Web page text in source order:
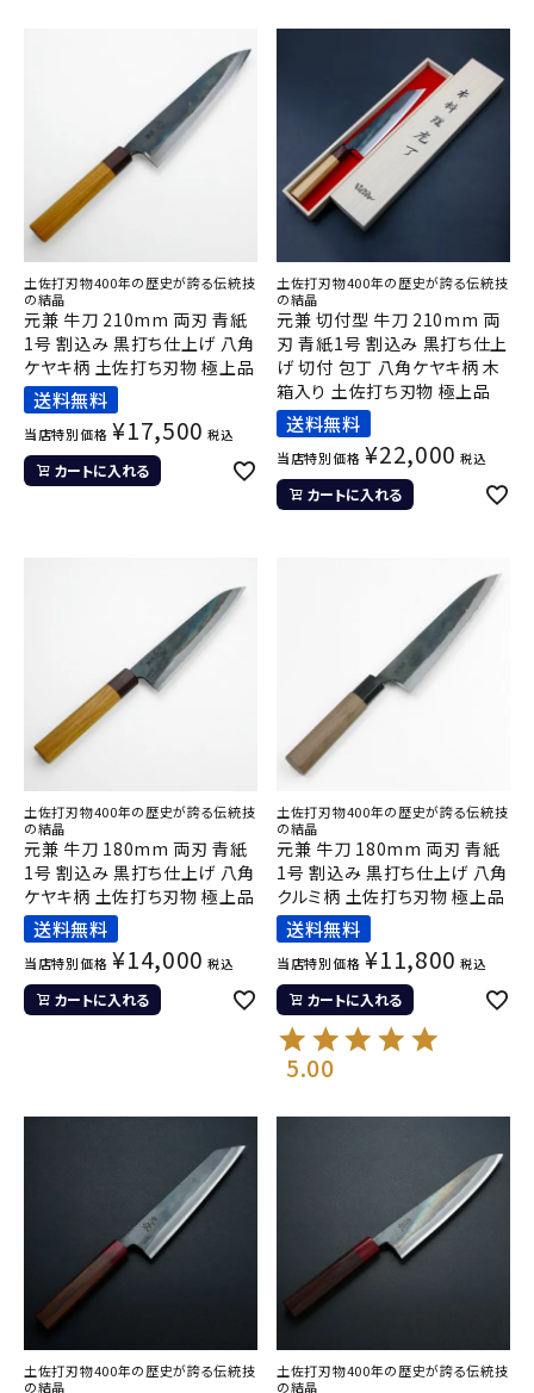
土佐打刃物400年の歴史が誇る伝統技
の結晶
元兼 牛刀 210mm 両刃 青紙
1号 割込み 黒打ち仕上げ 八角
ケヤキ柄 土佐打ち刃物 極上品
送料無料
当店特別価格 ¥17,500 税込
カートに入れる
土佐打刃物400年の歴史が誇る伝統技
の結晶
元兼 切付型 牛刀 210mm 両
刃 青紙1号 割込み 黒打ち仕上
げ 切付 包丁 八角ケヤキ柄 木
箱入り 土佐打ち刃物 極上品
送料無料
当店特別価格 ¥22,000 税込
カートに入れる
土佐打刃物400年の歴史が誇る伝統技
の結晶
元兼 牛刀 180mm 両刃 青紙
1号 割込み 黒打ち仕上げ 八角
ケヤキ柄 土佐打ち刃物 極上品
送料無料
当店特別価格 ¥14,000 税込
カートに入れる
土佐打刃物400年の歴史が誇る伝統技
の結晶
元兼 牛刀 180mm 両刃 青紙
1号 割込み 黒打ち仕上げ 八角
クルミ柄 土佐打ち刃物 極上品
送料無料
当店特別価格 ¥11,800 税込
カートに入れる
5.00
土佐打刃物400年の歴史が誇る伝統技
の結晶
土佐打刃物400年の歴史が誇る伝統技
の結晶